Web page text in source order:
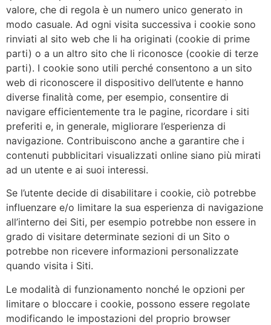
valore, che di regola è un numero unico generato in
modo casuale. Ad ogni visita successiva i cookie sono
rinviati al sito web che li ha originati (cookie di prime
parti) o a un altro sito che li riconosce (cookie di terze
parti). I cookie sono utili perché consentono a un sito
web di riconoscere il dispositivo dell’utente e hanno
diverse finalità come, per esempio, consentire di
navigare efficientemente tra le pagine, ricordare i siti
preferiti e, in generale, migliorare l’esperienza di
navigazione. Contribuiscono anche a garantire che i
contenuti pubblicitari visualizzati online siano più mirati
ad un utente e ai suoi interessi.
Se l’utente decide di disabilitare i cookie, ciò potrebbe
influenzare e/o limitare la sua esperienza di navigazione
all’interno dei Siti, per esempio potrebbe non essere in
grado di visitare determinate sezioni di un Sito o
potrebbe non ricevere informazioni personalizzate
quando visita i Siti.
Le modalità di funzionamento nonché le opzioni per
limitare o bloccare i cookie, possono essere regolate
modificando le impostazioni del proprio browser